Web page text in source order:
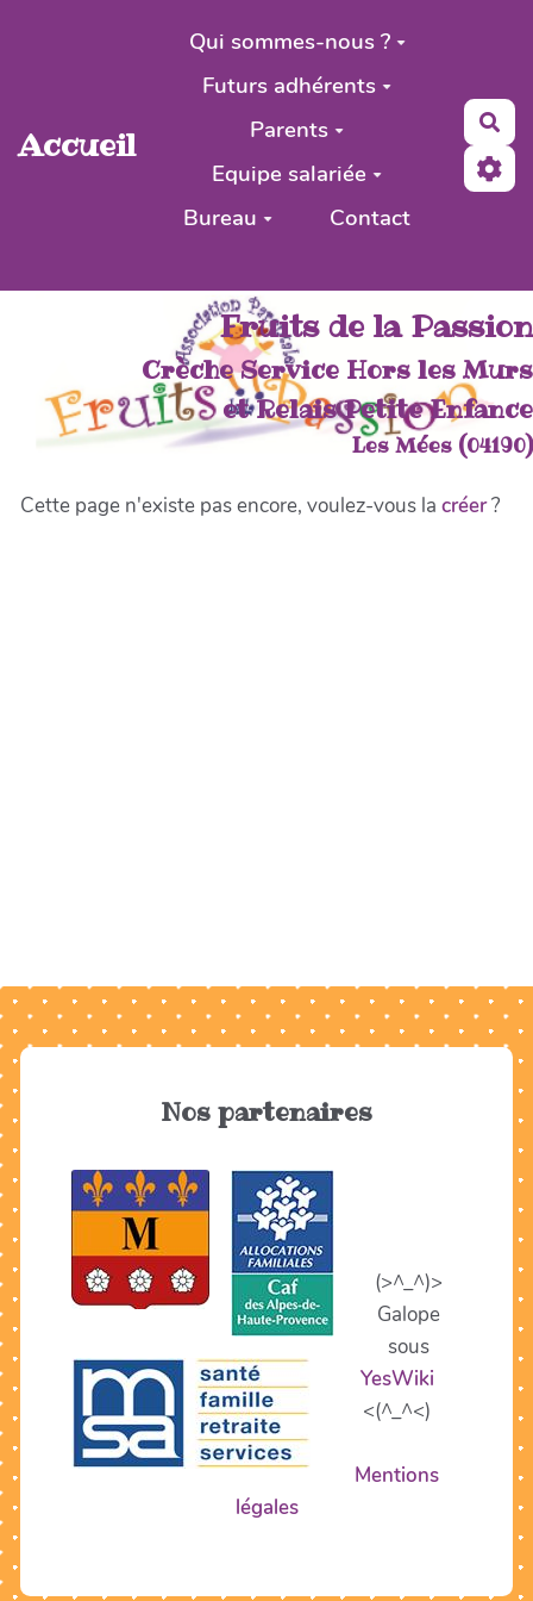
Aller au contenu principal
Accueil
Qui sommes-nous ?
Futurs adhérents
Parents
Equipe salariée
Bureau
Contact
Fruits de la Passion
Crèche Service Hors les Murs
et Relais Petite Enfance
Les Mées (04190)
Cette page n'existe pas encore, voulez-vous la créer?
Nos partenaires
(>^_^)>
Galope
sous
YesWiki
<(^_^<)
Mentions
légales